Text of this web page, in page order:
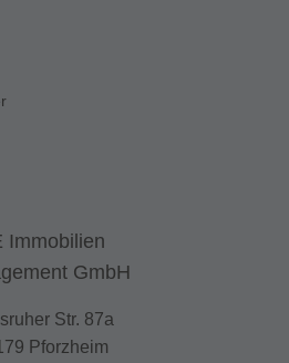
Immobilien
GmbH
Str. 87a
Pforzheim